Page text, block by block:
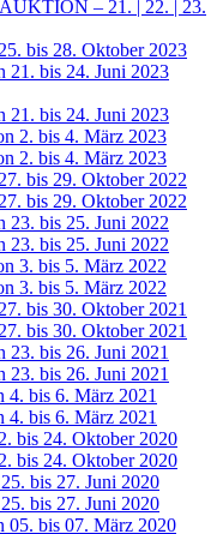
– 21. | 22. | 23.
bis 28. Oktober 2023
21. bis 24. Juni 2023
21. bis 24. Juni 2023
2. bis 4. März 2023
2. bis 4. März 2023
bis 29. Oktober 2022
bis 29. Oktober 2022
23. bis 25. Juni 2022
23. bis 25. Juni 2022
3. bis 5. März 2022
3. bis 5. März 2022
bis 30. Oktober 2021
bis 30. Oktober 2021
23. bis 26. Juni 2021
23. bis 26. Juni 2021
4. bis 6. März 2021
4. bis 6. März 2021
bis 24. Oktober 2020
bis 24. Oktober 2020
bis 27. Juni 2020
bis 27. Juni 2020
05. bis 07. März 2020